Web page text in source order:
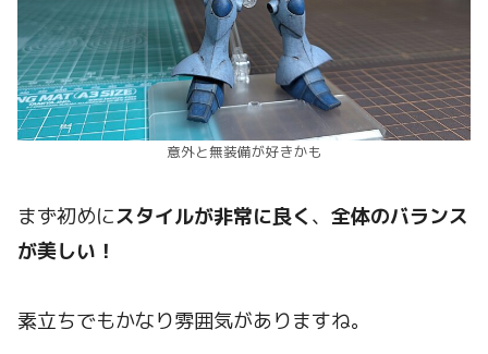
意外と無装備が好きかも
まず初めにスタイルが非常に良く、 全体のバランス
が美しい！
素立ちでもかなり雰囲気がありますね。